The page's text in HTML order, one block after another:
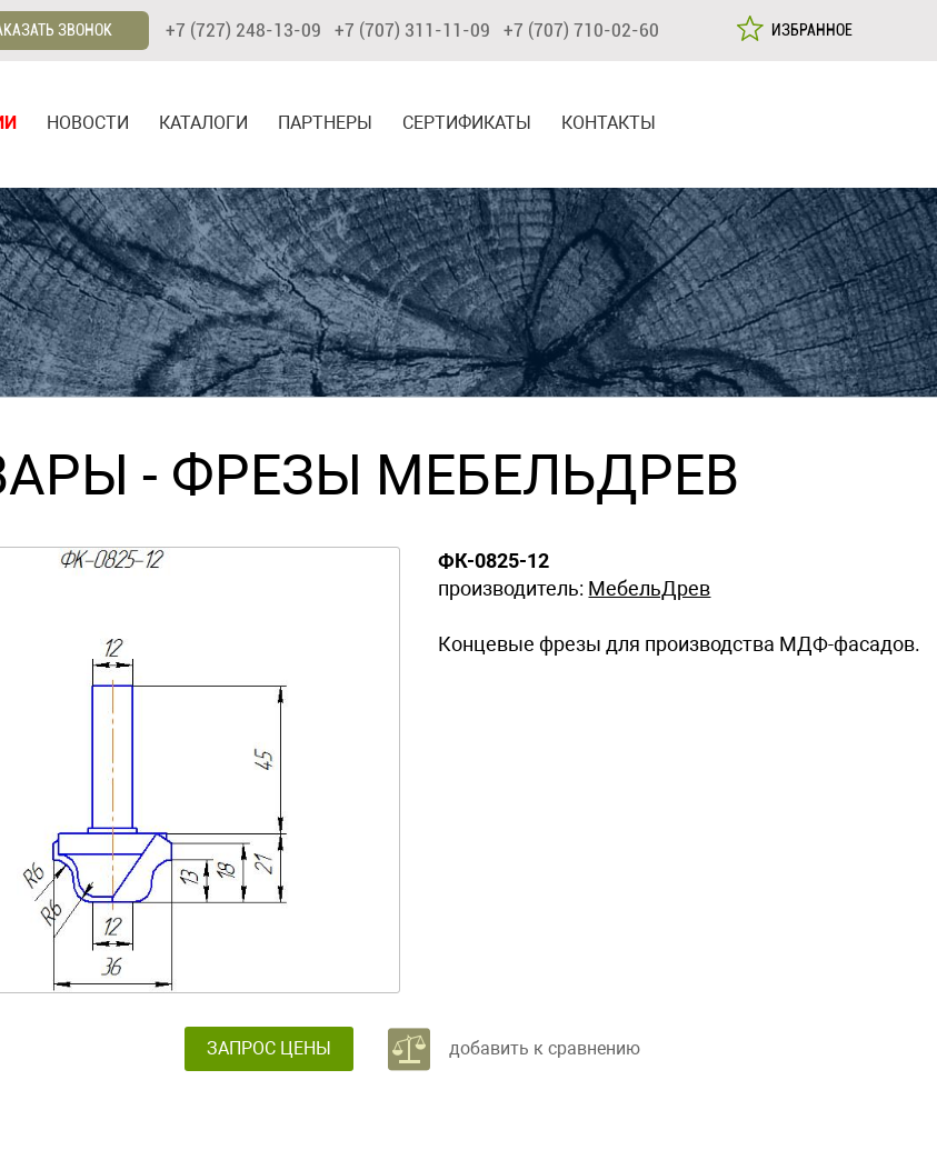
ЗВОНОК +7 (727) 248-13-09 +7 (707) 311-11-09 +7 (707) 710-02-60 ИЗБРАННОЕ
НОВОСТИ КАТАЛОГИ ПАРТНЕРЫ СЕРТИФИКАТЫ КОНТАКТЫ
- ФРЕЗЫ МЕБЕЛЬДРЕВ
ФК-0825-12
производитель: МебельДрев
Концевые фрезы для производства МДФ-фасадов.
добавить к сравнению
ЗАПРОС ЦЕНЫ